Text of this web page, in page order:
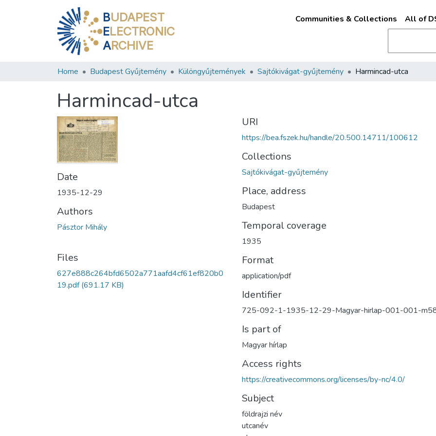
BUDAPEST
ELECTRONIC
ARCHIVE
Communities & Collections All of
Home Budapest Gyűjtemény Különgyűjtemények Sajtókivágat-gyűjtemény Harmincad-utca
Harmincad-utca
Date
1935-12-29
Authors
Pásztor Mihály
Files
627e888c264bfd6502a771aafd4cf61ef820b0
19.pdf(691.17 KB)
URI
https://bea.fszek.hu/handle/20.500.14711/100612
Collections
Sajtókivágat-gyűjtemény
Place, address
Budapest
Temporal coverage
1935
Format
application/pdf
Identifier
725-092-1-1935-12-29-Magyar-hirlap-001-001-
Is part of
Magyar hírlap
Access rights
https://creativecommons.org/licenses/by-nc/4.0/
Subject
földrajzi név
utcanév